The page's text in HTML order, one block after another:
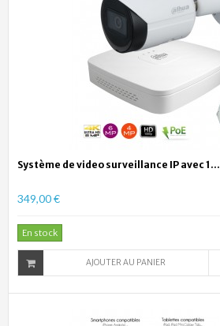
Système de video surveillance IP avec 1...
349,00 €
En stock
AJOUTER AU PANIER